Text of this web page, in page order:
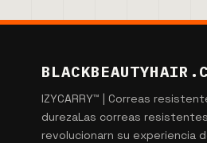
IZYCARRY™ | Correas
durezaLas correas resistentes
revolucionarn su experiencia